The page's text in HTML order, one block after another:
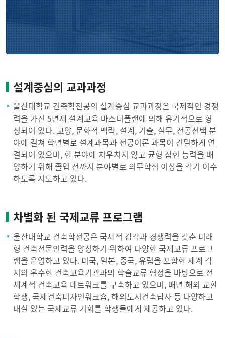
설계중심의 교과과정
울산대학교 건축학전공의 설계중심 교과과정은 국제적인 경쟁
력을 가진 5년제 설계교육 마스터플랜에 의해 유기적으로 형
성되어 있다. 교양, 문화적 맥락, 설계, 기술, 실무, 전공선택 분
야에 걸쳐 학년별로 설계과목과 전공이론 과목이 긴밀하게 연
결되어 있으며, 한 분야에 치우치지 않고 균형 잡힌 능력을 배
양하기 위해 졸업 전까지 분야별로 의무학점 이상을 각기 이수
하도록 지도하고 있다.
차별화 된 국제교류 프로그램
울산대학교 건축학전공은 국제적 감각과 경쟁력을 갖춘 미래
형 건축전문인력을 양성하기 위하여 다양한 국제교류 프로그
램을 운영하고 있다. 미국, 일본, 중국, 유럽을 포함한 세계 각
지의 우수한 건축교육기관과의 학술교류 협정을 바탕으로 전
세계적 건축교육 네트워크를 구축하고 있으며, 매년 해외 교환
학생, 국제건축디자인워크숍, 해외도시건축답사 등 다양하고
내실 있는 국제교류 기회를 학생들에게 제공하고 있다.